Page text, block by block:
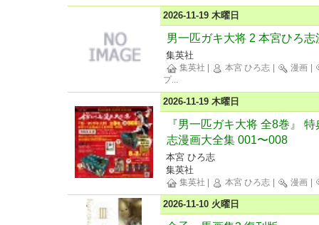
2026-11-19 木曜日
男一匹ガキ大将 2 本宮ひろ
集英社
集英社 本宮 ひろ志 漫画
プ...
2026-11-19 木曜日
『男一匹ガキ大将 全8巻』
志漫画大全集 001〜008
本宮 ひろ志
集英社
集英社 本宮 ひろ志 漫画
2026-11-10 火曜日